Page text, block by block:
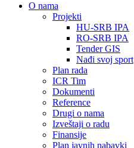
О nama
Projekti
HU-SRB IPA
RO-SRB IPA
Tender GIS
Nađi svoj sport
Plan rada
ICR Tim
Dokumenti
Reference
Drugi o nama
Izveštaji o radu
Finansije
Plan javnih nabavki